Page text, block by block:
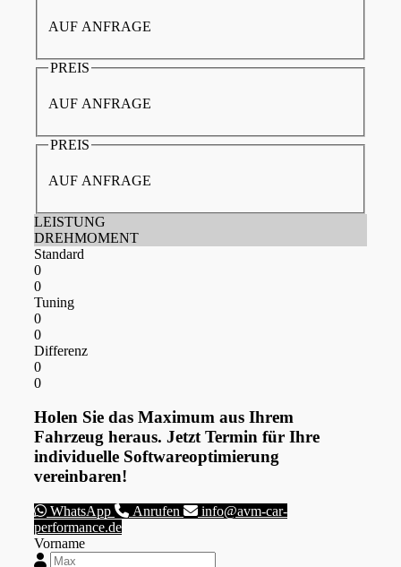
AUF ANFRAGE
PREIS
AUF ANFRAGE
PREIS
AUF ANFRAGE
LEISTUNG
DREHMOMENT
Standard
0
0
Tuning
0
0
Differenz
0
0
Holen Sie das Maximum aus Ihrem
Fahrzeug heraus. Jetzt Termin für Ihre
individuelle Softwareoptimierung
vereinbaren!
WhatsApp Anrufen
info@avm-car-
performance.de
Vorname